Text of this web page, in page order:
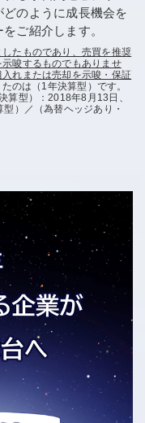
のように成長機会を
ご紹介します。
たものであり、売買を推奨
唆するものでもありませ
れまたは売却を示唆・保証
のは（1年決算型）です。
算型）：2018年8月13日、
）／（為替ヘッジあり・